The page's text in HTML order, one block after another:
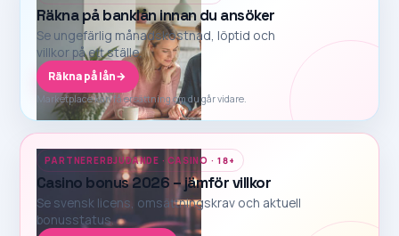
Räkna på banklån innan du ansöker
Se ungefärlig månadskostnad, löptid och
villkor på ett ställe.
Räkna på lån→
Marketplace kan få ersättning om du går vidare.
PARTNERERBJUDANDE · CASINO · 18+
Casino bonus 2026 – jämför villkor
Se svensk licens, omsättningskrav och aktuell
bonusstatus.